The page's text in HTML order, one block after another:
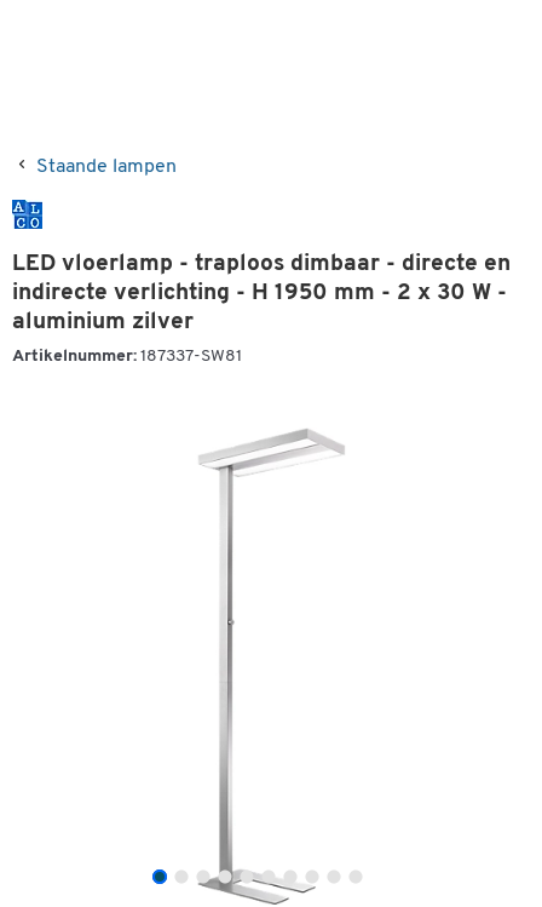
Staande lampen
LED vloerlamp - traploos dimbaar - directe en
indirecte verlichting - H 1950 mm - 2 x 30 W -
aluminium zilver
Artikelnummer: 187337-SW81